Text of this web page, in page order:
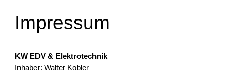
Impressum
KW EDV & Elektrotechnik
Inhaber: Walter Kobler